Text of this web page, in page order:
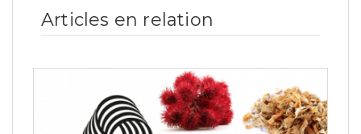
Articles en relation